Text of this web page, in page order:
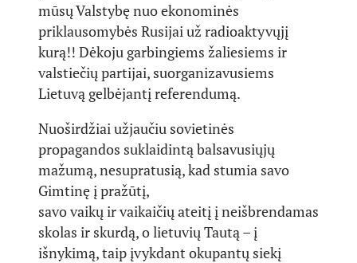
mūsų Valstybę nuo ekonominės
priklausomybės Rusijai už radioaktyvųjį
kurą!! Dėkoju garbingiems žaliesiems ir
valstiečių partijai, suorganizavusiems
Lietuvą gelbėjantį referendumą.
Nuoširdžiai užjaučiu sovietinės
propagandos suklaidintą balsavusiųjų
mažumą, nesupratusią, kad stumia savo
Gimtinę į pražūtį,
savo vaikų ir vaikaičių ateitį į neišbrendamas
skolas ir skurdą, o lietuvių Tautą – į
išnykimą, taip įvykdant okupantų siekį